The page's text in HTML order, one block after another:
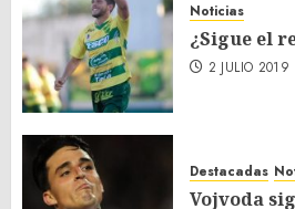
Noticias
¿Sigue el
2 JULIO 2019
Destacadas
Vojvoda